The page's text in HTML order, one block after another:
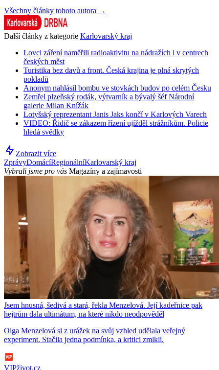
Všechny články tohoto autora →
Další články z kategorie Karlovarský kraj
Lovci záření naměřili radioaktivitu na nádražích i v centrech
českých měst
Turistika bez davů a front. Česká krajina je plná skrytých
pokladů
Anonym nahlásil bombu ve stovkách budov po celém Česku
Zemřel plzeňský rodák, výtvarník a bývalý šéf Národní
galerie Milan Knížák
Lotyšský reprezentant Janis Jaks končí v Karlových Varech
VIDEO: Řidič se zákazem řízení ujížděl strážníkům. Policie
hledá svědky
Zobrazit více
ZprávyDomácíRegionálníKarlovarský kraj
Vybrali jsme pro vás Magazíny a zajímavosti
Jsem hnusná, šedivá a stará, řekla Menzelová. Její kadeřnice pak
hejtrům dala ultimátum, na které nikdo neodpověděl
Olga Menzelová si z urážek na svůj vzhled udělala veřejný
experiment. Stačila jedna podmínka, a kritici zmlkli.
VIPživot.cz